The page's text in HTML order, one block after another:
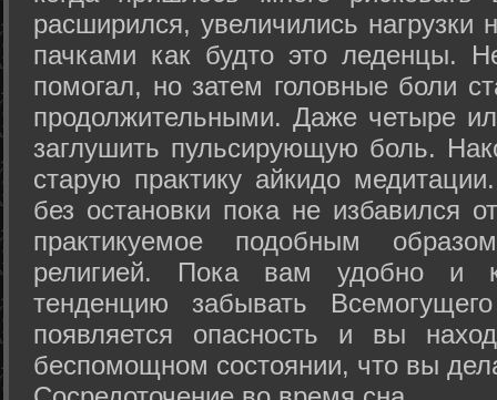
расширился, увеличились нагрузки
пачками как будто это леденцы.
помогал, но затем головные боли
продолжительными. Даже четыре
заглушить пульсирующую боль.
старую практику айкидо
без остановки пока не избавился
практикуемое подобным
религией. Пока вам удобно и
тенденцию забывать
появляется опасность и вы
беспомощном состоянии, что вы